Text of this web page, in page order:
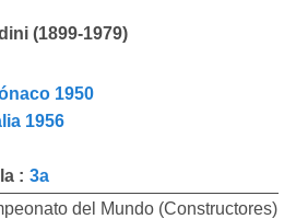
(1899-1979)
1950
1956
: 3a
del Mundo (Constructores)